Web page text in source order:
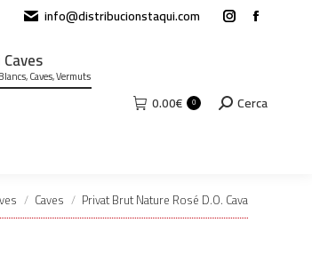
info@distribucionstaqui.com
Instagram
in
Facebook
in
Caves, Vermuts
0.00€ 0 Search:
Cerca
Caves Privat Brut Nature Rosé D.O. Cava